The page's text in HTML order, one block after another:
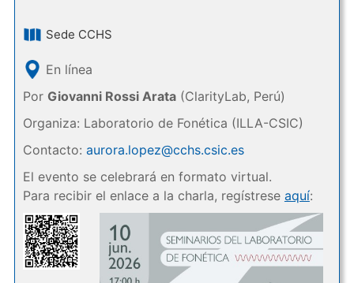
Sede CCHS
En línea
Por Giovanni Rossi Arata(ClarityLab, Perú)
Organiza: Laboratorio de Fonética (ILLA-CSIC)
Contacto: aurora.lopez@cchs.csic.es
El evento se celebrará en formato virtual.
Para recibir el enlace a la charla, regístrese aquí: